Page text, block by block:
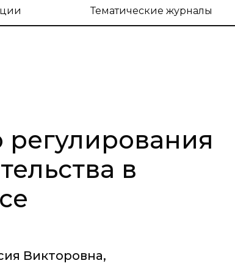
Тематические журналы
в
Викторовна,